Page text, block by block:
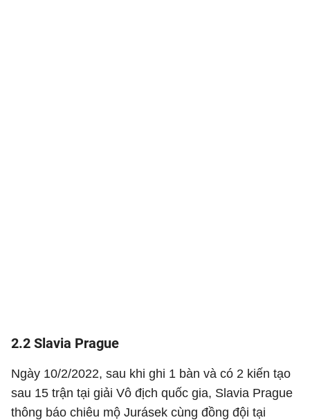
2.2 Slavia Prague
Ngày 10/2/2022, sau khi ghi 1 bàn và có 2 kiến tạo
sau 15 trận tại giải Vô địch quốc gia, Slavia Prague
thông báo chiêu mộ Jurásek cùng đồng đội tại